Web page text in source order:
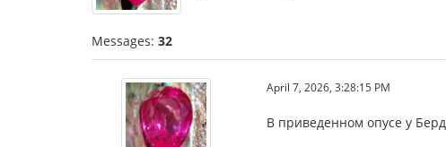
Messages: 32
April 7, 2026, 3:28:15 PM
В приведенном опусе у